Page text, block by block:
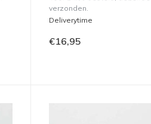
verzonden.
Deliverytime
€16,95